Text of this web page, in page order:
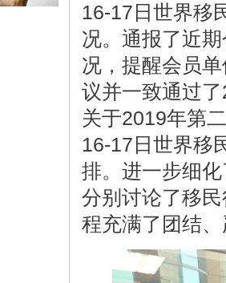
16-17日世界移
况。通报了近
况，提醒会员
议并一致通过
关于2019年第
16-17日世界移
排。进一步细
分别讨论了移
程充满了团结